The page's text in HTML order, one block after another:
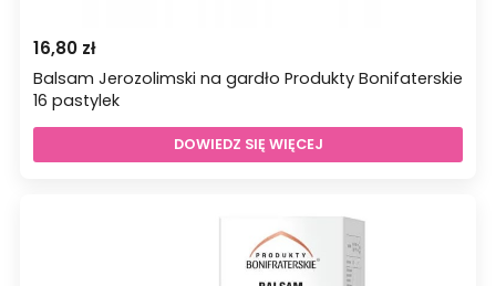
16,80 zł
Balsam Jerozolimski na gardło Produkty Bonifaterskie
16 pastylek
DOWIEDZ SIĘ WIĘCEJ